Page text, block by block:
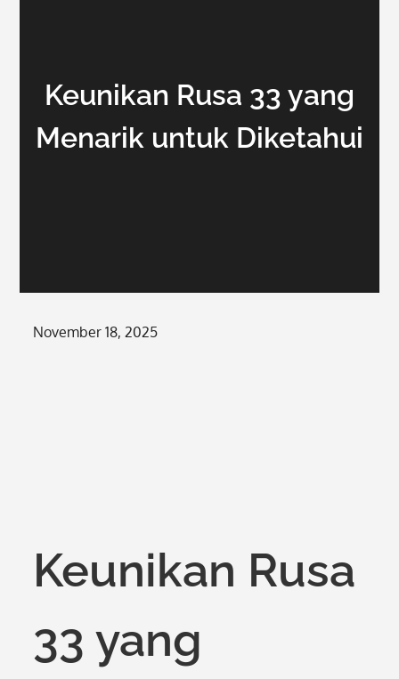
Keunikan Rusa 33 yang
Menarik untuk Diketahui
Posted
November 18, 2025
Keunikan Rusa
33 yang